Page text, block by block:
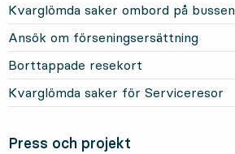
Kvarglömda saker ombord på bussen
Ansök om förseningsersättning
Borttappade resekort
Kvarglömda saker för Serviceresor
Press och projekt